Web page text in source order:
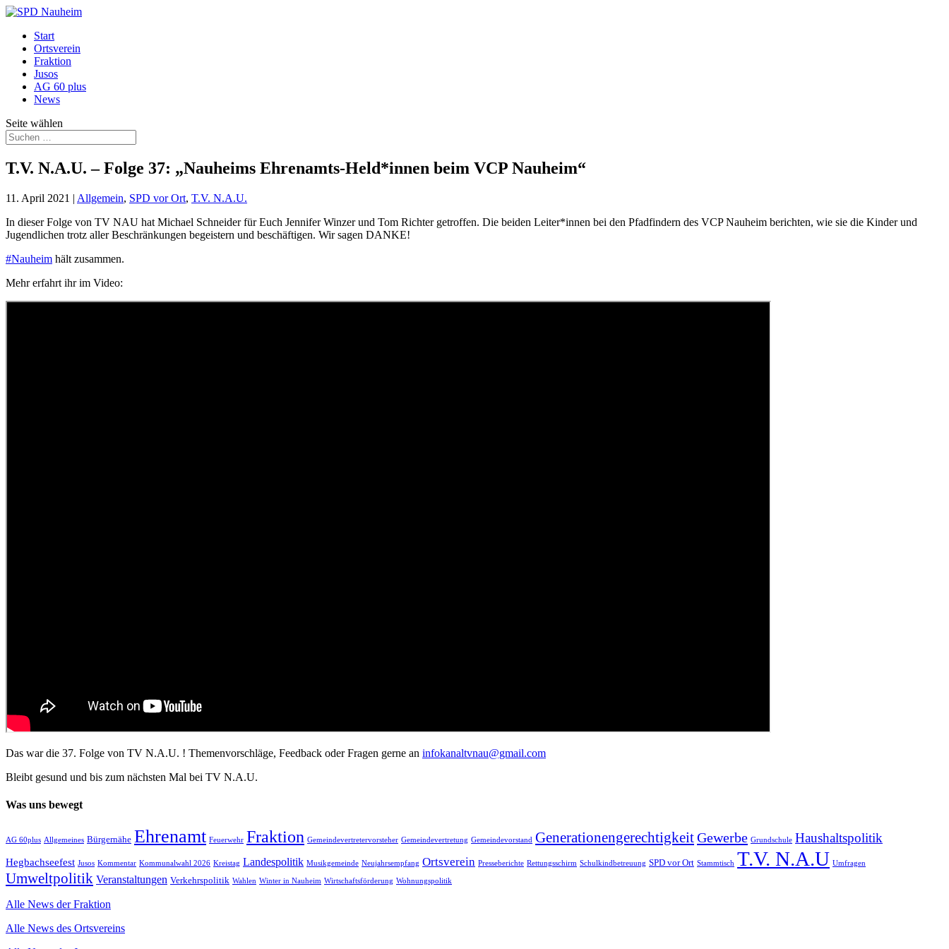
Start
Ortsverein
Fraktion
Jusos
AG 60 plus
News
Seite wählen
T.V. N.A.U. – Folge 37: „Nauheims Ehrenamts-Held*innen beim VCP Nauheim“
11. April 2021 | Allgemein, SPD vor Ort, T.V. N.A.U.
In dieser Folge von TV NAU hat Michael Schneiderfür Euch Jennifer Winzer und Tom Richter getroffen. Die beiden Leiter*innen bei den Pfadfindern des VCP Nauheim berichten, wie sie die Kinder und
Jugendlichen trotz aller Beschränkungen begeistern und beschäftigen. Wir sagen DANKE!
#Nauheim hält zusammen.
Mehr erfahrt ihr im Video:
Das war die 37. Folge von TV N.A.U. ! Themenvorschläge, Feedback oder Fragen gerne an infokanaltvnau@gmail.com
Bleibt gesund und bis zum nächsten Mal bei TV N.A.U.
Was uns bewegt
AG 60plus Allgemeines Bürgernähe Ehrenamt Feuerwehr Fraktion Gemeindevertretervorsteher Gemeindevertretung Gemeindevorstand GenerationengerechtigkeitGewerbe Grundschule Haushaltspolitik
Hegbachseefest Jusos Kommentar Kommunalwahl 2026 Kreistag Landespolitik Musikgemeinde Neujahrsempfang Ortsverein Presseberichte Rettungsschirm Schulkindbetreuung SPD vor Ort Stammtisch T.V. N.A.U Umfragen
Umweltpolitik Veranstaltungen Verkehrspolitik Wahlen Winter in Nauheim Wirtschaftsförderung Wohnungspolitik
Alle News der Fraktion
Alle News des Ortsvereins